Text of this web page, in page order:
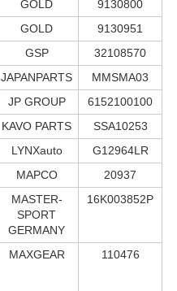
GOLD
9130800
GOLD
9130951
GSP
32108570
JAPANPARTS
MMSMA03
JP GROUP
6152100100
KAVO PARTS
SSA10253
LYNXauto
G12964LR
MAPCO
20937
MASTER-
SPORT
GERMANY
16K003852P
MAXGEAR 110476